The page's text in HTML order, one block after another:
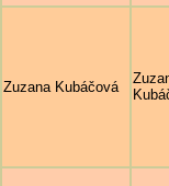
Zuzana Kubáčová